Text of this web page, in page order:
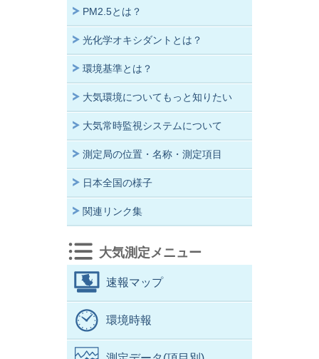
PM2.5とは？
光化学オキシダントとは？
環境基準とは？
大気環境についてもっと知りたい
大気常時監視システムについて
測定局の位置・名称・測定項目
日本全国の様子
関連リンク集
大気測定メニュー
速報マップ
環境時報